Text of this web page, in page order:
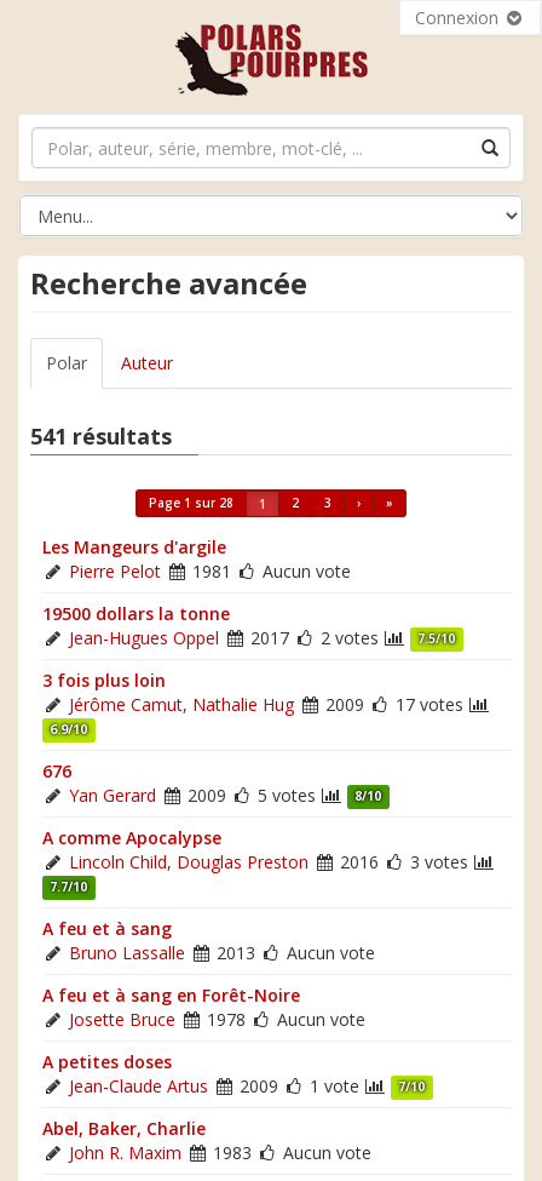
Connexion
Recherche avancée
Polar Auteur
541 résultats
Page 1 sur 28 1 2 3 › »
Les Mangeurs d'argile
Pierre Pelot
1981
Aucun vote
19500 dollars la tonne
Jean-Hugues Oppel
2017 2 votes 7.5/10
3 fois plus loin
Jérôme Camut, Nathalie Hug 2009 17 votes
6.9/10
676
Yan Gerard
2009 5 votes 8/10
A comme Apocalypse
Lincoln Child, Douglas Preston 2016 3 votes
7.7/10
A feu et à sang
Bruno Lassalle
2013
Aucun vote
A feu et à sang en Forêt-Noire
Josette Bruce
1978
Aucun vote
A petites doses
Jean-Claude Artus
2009 1 vote 7/10
Abel, Baker, Charlie
John R. Maxim
1983
Aucun vote